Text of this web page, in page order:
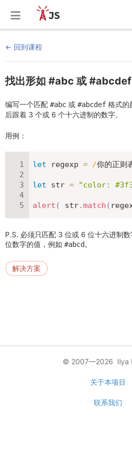
回到课程
找出形如 #abc 或
编写一个匹配 #abc 或 #abcdef 格式的
后跟着 3 个或 6 个十六进制的数字。
用例：
let regexp = /你的正则
let str = "color:
alert ( str.match (
P.S. 必须只匹配 3 位或 6 位十六进制
位数字的值，例如 #abcd 。
解决方案
© 2007—2026 Ilya
关于本项目
联系我们